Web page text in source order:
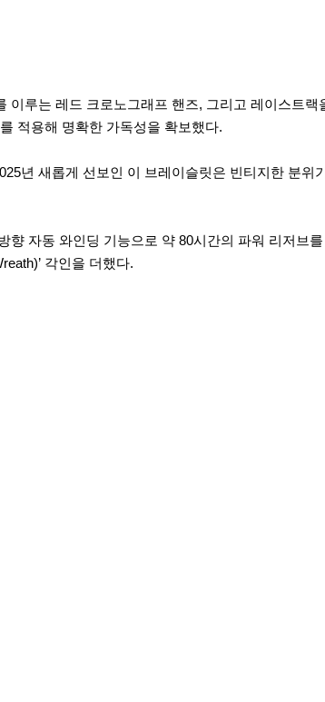
루는 레드 크로노그래프 핸즈, 그리고 레이스트
적용해 명확한 가독성을 확보했다.
년 새롭게 선보인 이 브레이슬릿은 빈티지한 분위
자동 와인딩 기능으로 약 80시간의 파워 리저브
각인을 더했다.